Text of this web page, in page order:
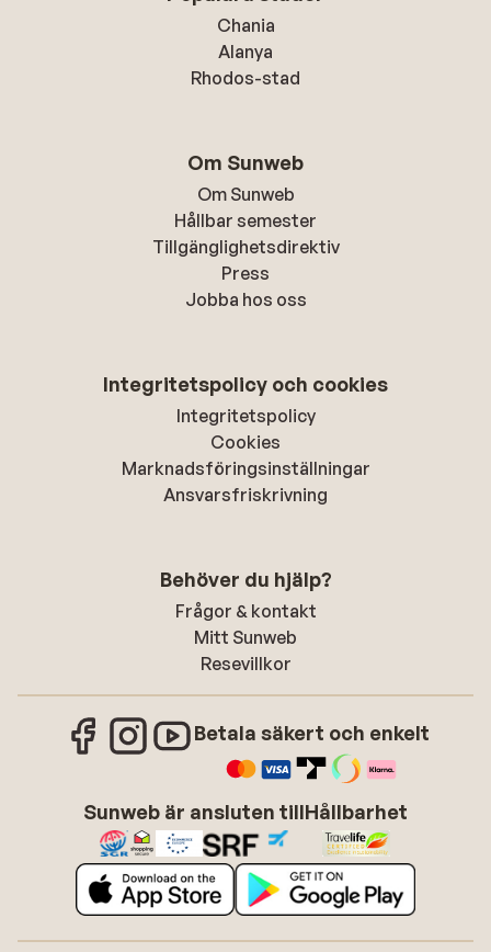
Chania
Alanya
Rhodos-stad
Om Sunweb
Om Sunweb
Hållbar semester
Tillgänglighetsdirektiv
Press
Jobba hos oss
Integritetspolicy och cookies
Integritetspolicy
Cookies
Marknadsföringsinställningar
Ansvarsfriskrivning
Behöver du hjälp?
Frågor & kontakt
Mitt Sunweb
Resevillkor
Betala säkert och enkelt
Sunweb är ansluten tillHållbarhet